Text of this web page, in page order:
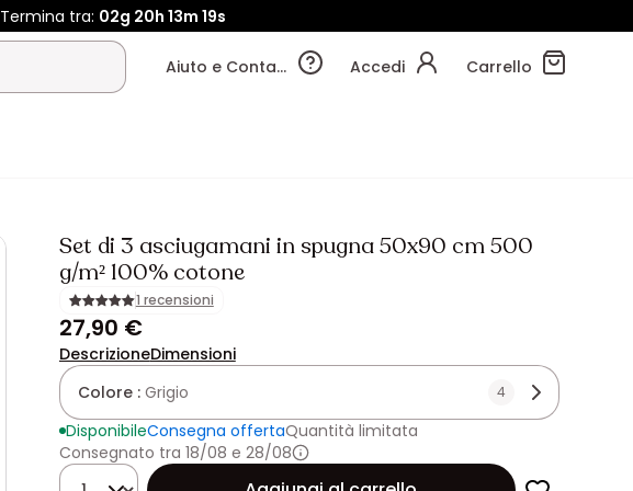
Termina tra: 02g 20h 13m 17s
Aiuto e Contatti Accedi Carrello
Set di 3 asciugamani in spugna 50x90 cm 500
g/m² 100% cotone
1 recensioni
27,90 €
DescrizioneDimensioni
Colore : Grigio 4
DisponibileConsegna offertaQuantità limitata
Consegnato tra 18/08 e 28/08
Quantità